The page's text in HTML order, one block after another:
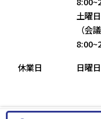
土曜
（会
休業日
日曜